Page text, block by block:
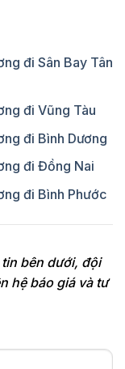
đi Sân Bay Tân
đi Vũng Tàu
đi Bình Dương
đi Đồng Nai
đi Bình Phước
bên dưới, đội
hệ báo giá và tư